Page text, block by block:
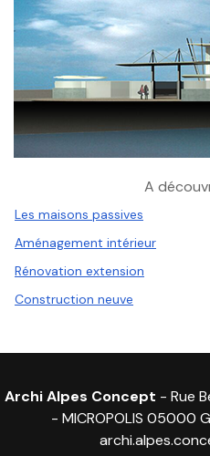
A
Les maisons passives
Aménagement intérieur
Rénovation extension
Construction neuve
Archi Alpes Concept - Rue
- MICROPOLIS 05000